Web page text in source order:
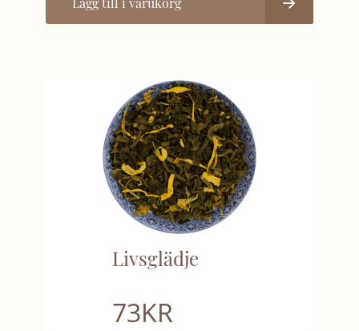
Livsglädje
73KR